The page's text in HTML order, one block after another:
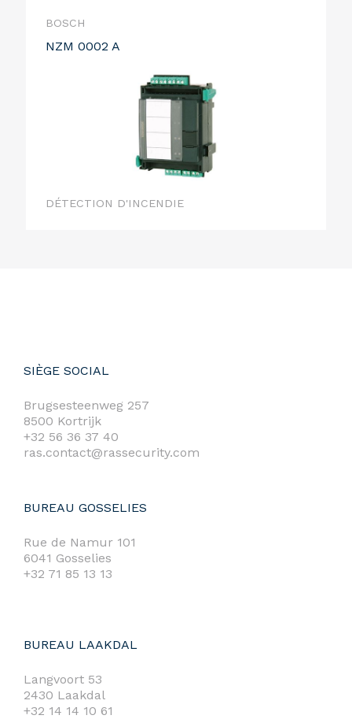
BOSCH
NZM 0002 A
DÉTECTION D'INCENDIE
SIÈGE SOCIAL
Brugsesteenweg 257
8500 Kortrijk
+32 56 36 37 40
ras.contact@rassecurity.com
BUREAU GOSSELIES
Rue de Namur 101
6041 Gosselies
+32 71 85 13 13
BUREAU LAAKDAL
Langvoort 53
2430 Laakdal
+32 14 14 10 61